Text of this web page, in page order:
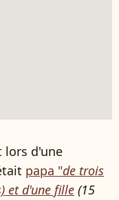
lors d'une
papa "de trois
et d'une fille (15